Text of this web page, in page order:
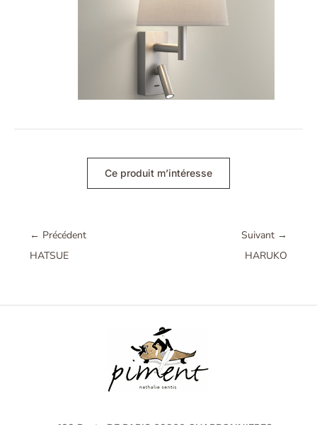
Ce produit m’intéresse
← Précédent
HATSUE
Suivant →
HARUKO